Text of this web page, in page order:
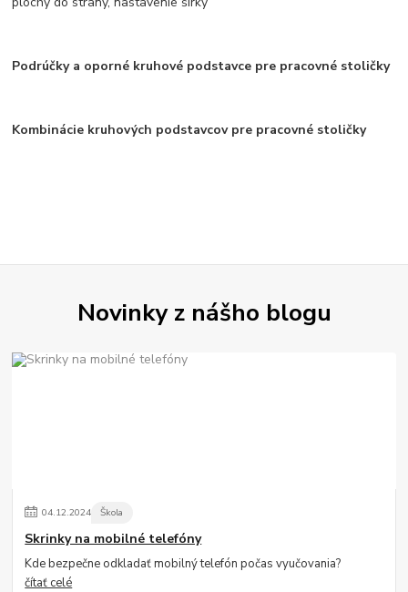
Podrúčky a oporné kruhové podstavce pre pracovné stoličky
Kombinácie kruhových podstavcov pre pracovné stoličky
Novinky z nášho blogu
04.12.2024 Škola
Skrinky na mobilné telefóny
Kde bezpečne odkladať mobilný telefón počas vyučovania?
čítať celé